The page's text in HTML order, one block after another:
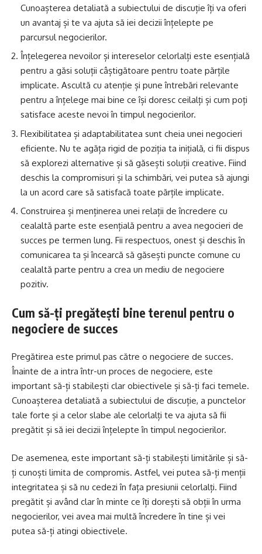
Cunoașterea detaliată a subiectului de discuție îți va oferi
un avantaj și te va ajuta să iei decizii înțelepte pe
parcursul negocierilor.
Înțelegerea nevoilor și intereselor celorlalți este esențială
pentru a găsi soluții câștigătoare pentru toate părțile
implicate. Ascultă cu atenție și pune întrebări relevante
pentru a înțelege mai bine ce își doresc ceilalți și cum poți
satisface aceste nevoi în timpul negocierilor.
Flexibilitatea și adaptabilitatea sunt cheia unei negocieri
eficiente. Nu te agăța rigid de poziția ta inițială, ci fii dispus
să explorezi alternative și să găsești soluții creative. Fiind
deschis la compromisuri și la schimbări, vei putea să ajungi
la un acord care să satisfacă toate părțile implicate.
Construirea și menținerea unei relații de încredere cu
cealaltă parte este esențială pentru a avea negocieri de
succes pe termen lung. Fii respectuos, onest și deschis în
comunicarea ta și încearcă să găsești puncte comune cu
cealaltă parte pentru a crea un mediu de negociere
pozitiv.
Cum să-ți pregătești bine terenul pentru o
negociere de succes
Pregătirea este primul pas către o negociere de succes.
Înainte de a intra într-un proces de negociere, este
important să-ți stabilești clar obiectivele și să-ți faci temele.
Cunoașterea detaliată a subiectului de discuție, a punctelor
tale forte și a celor slabe ale celorlalți te va ajuta să fii
pregătit și să iei decizii înțelepte în timpul negocierilor.
De asemenea, este important să-ți stabilești limitările și să-
ți cunoști limita de compromis. Astfel, vei putea să-ți menții
integritatea și să nu cedezi în fața presiunii celorlalți. Fiind
pregătit și având clar în minte ce îți dorești să obții în urma
negocierilor, vei avea mai multă încredere în tine și vei
putea să-ți atingi obiectivele.